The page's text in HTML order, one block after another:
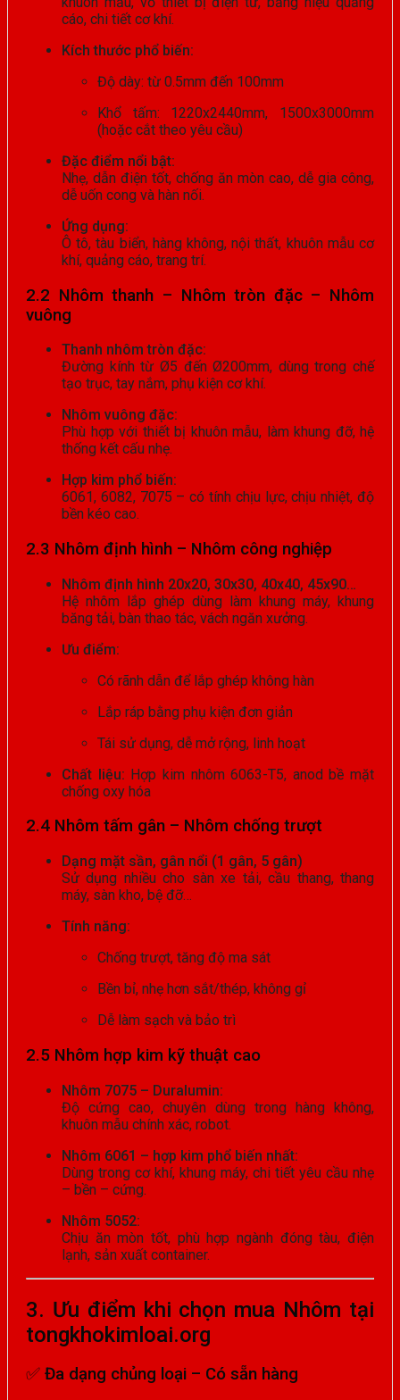
cáo, chi tiết cơ khí.
Kích thước phổ biến:
Độ dày: từ 0.5mm đến 100mm
Khổ tấm: 1220x2440mm, 1500x3000mm
(hoặc cắt theo yêu cầu)
Đặc điểm nổi bật:
Nhẹ, dẫn điện tốt, chống ăn mòn cao, dễ gia công,
dễ uốn cong và hàn nối.
Ứng dụng:
Ô tô, tàu biển, hàng không, nội thất, khuôn mẫu cơ
khí, quảng cáo, trang trí.
2.2 Nhôm thanh – Nhôm tròn đặc – Nhôm
vuông
Thanh nhôm tròn đặc:
Đường kính từ Ø5 đến Ø200mm, dùng trong chế
tạo trục, tay nắm, phụ kiện cơ khí.
Nhôm vuông đặc:
Phù hợp với thiết bị khuôn mẫu, làm khung đỡ, hệ
thống kết cấu nhẹ.
Hợp kim phổ biến:
6061, 6082, 7075 – có tính chịu lực, chịu nhiệt, độ
bền kéo cao.
2.3 Nhôm định hình – Nhôm công nghiệp
Nhôm định hình 20x20, 30x30, 40x40, 45x90…
Hệ nhôm lắp ghép dùng làm khung máy, khung
băng tải, bàn thao tác, vách ngăn xưởng.
Ưu điểm:
Có rãnh dẫn để lắp ghép không hàn
Lắp ráp bằng phụ kiện đơn giản
Tái sử dụng, dễ mở rộng, linh hoạt
Chất liệu: Hợp kim nhôm 6063-T5, anod bề mặt
chống oxy hóa
2.4 Nhôm tấm gân – Nhôm chống trượt
Dạng mặt sần, gân nổi (1 gân, 5 gân)
Sử dụng nhiều cho sàn xe tải, cầu thang, thang
máy, sàn kho, bệ đỡ…
Tính năng:
Chống trượt, tăng độ ma sát
Bền bỉ, nhẹ hơn sắt/thép, không gỉ
Dễ làm sạch và bảo trì
2.5 Nhôm hợp kim kỹ thuật cao
Nhôm 7075 – Duralumin:
Độ cứng cao, chuyên dùng trong hàng không,
khuôn mẫu chính xác, robot.
Nhôm 6061 – hợp kim phổ biến nhất:
Dùng trong cơ khí, khung máy, chi tiết yêu cầu nhẹ
– bền – cứng.
Nhôm 5052:
Chịu ăn mòn tốt, phù hợp ngành đóng tàu, điện
lạnh, sản xuất container.
3. Ưu điểm khi chọn mua Nhôm tại
tongkhokimloai.org
✅ Đa dạng chủng loại – Có sẵn hàng